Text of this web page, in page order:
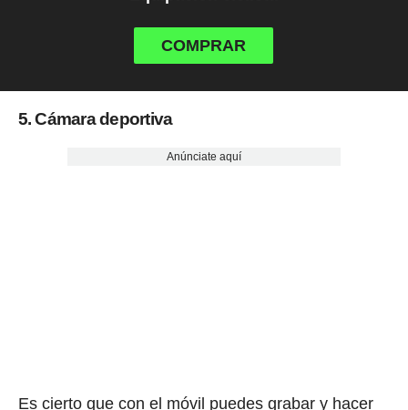
COMPRAR
5. Cámara deportiva
Anúnciate aquí
Es cierto que con el móvil puedes grabar y hacer